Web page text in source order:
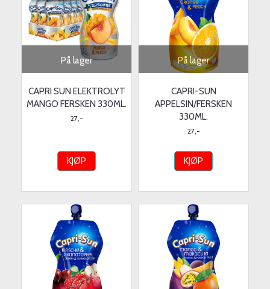
På lager
CAPRI SUN ELEKTROLYT
MANGO FERSKEN 330ML.
27,-
KJØP
På lager
CAPRI-SUN
APPELSIN/FERSKEN
330ML.
27,-
KJØP